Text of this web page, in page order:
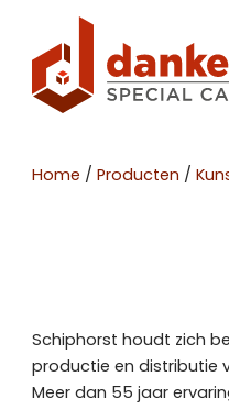
Home /Producten /
Schiphorst houdt zich
productie en distributie
Meer dan 55 jaar